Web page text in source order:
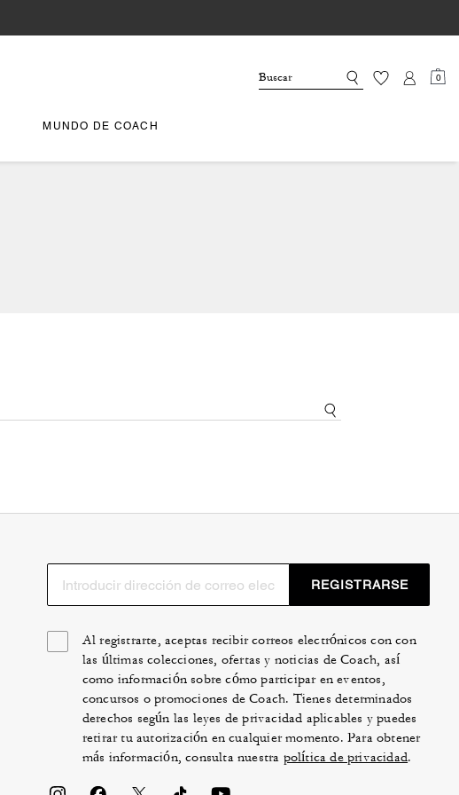
0
MUNDO DE COACH
REGISTRARSE
Al registrarte, aceptas recibir correos electrónicos con con
las últimas colecciones, ofertas y noticias de Coach, así
como información sobre cómo participar en eventos,
concursos o promociones de Coach. Tienes determinados
derechos según las leyes de privacidad aplicables y puedes
retirar tu autorización en cualquier momento. Para obtener
más información, consulta nuestra política de privacidad.